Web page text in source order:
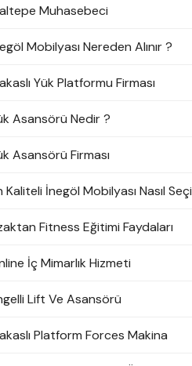
Muhasebeci
Mobilyası Nereden Alınır ?
Yük Platformu Firması
Asansörü Nedir ?
Asansörü Firması
Kaliteli İnegöl Mobilyası Nasıl
Fitness Eğitimi Faydaları
İç Mimarlık Hizmeti
Lift Ve Asansörü
Platform Forces Makina